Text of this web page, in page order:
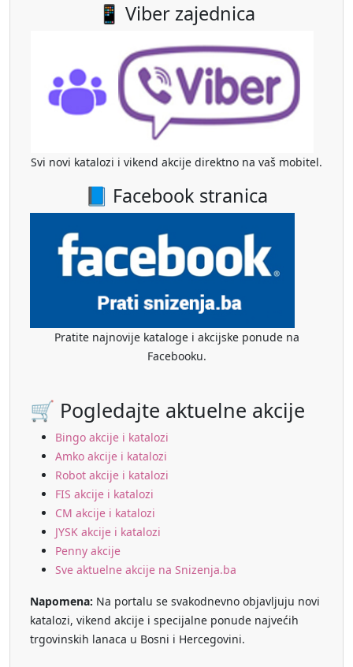
📱 Viber zajednica
Svi novi katalozi i vikend akcije direktno na vaš mobitel.
📘 Facebook stranica
Pratite najnovije kataloge i akcijske ponude na
Facebooku.
🛒 Pogledajte aktuelne akcije
Bingo akcije i katalozi
Amko akcije i katalozi
Robot akcije i katalozi
FIS akcije i katalozi
CM akcije i katalozi
JYSK akcije i katalozi
Penny akcije
Sve aktuelne akcije na Snizenja.ba
Napomena: Na portalu se svakodnevno objavljuju novi
katalozi, vikend akcije i specijalne ponude najvećih
trgovinskih lanaca u Bosni i Hercegovini.